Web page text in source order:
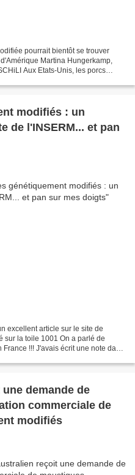
pourrait bientôt se trouver
Martina Hungerkamp,
Aux Etats-Unis, les porcs
modifiés : un
de l'INSERM... et pan
excellent article sur le site de
sur la toile 1001 On a parlé de
!!! J'avais écrit une note dans
demande de
commerciale de
modifiés